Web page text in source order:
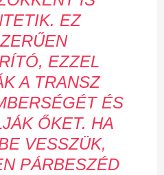
EZ
EZZEL
A TRANSZ
ÉS
ŐKET. HA
VESSZÜK,
PÁRBESZÉD